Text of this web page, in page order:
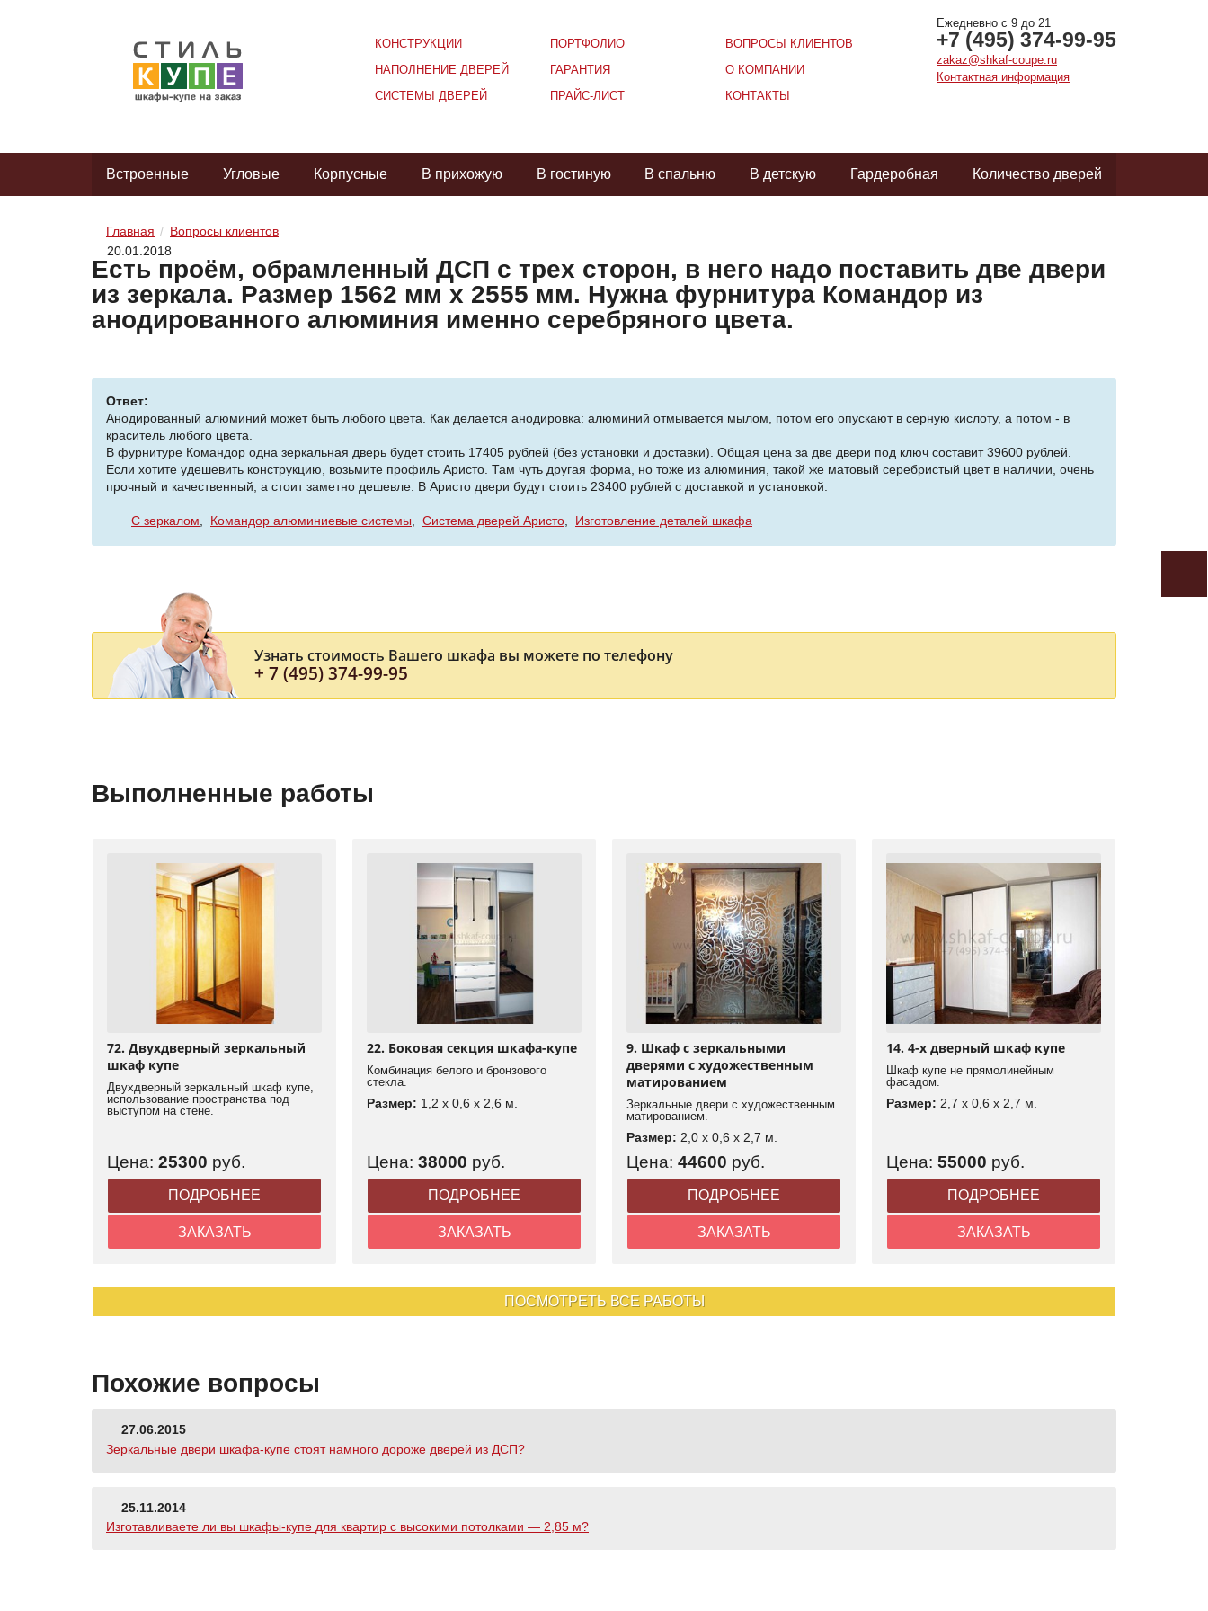
Ежедневно с 9 до 21
+7 (495) 374-99-95
zakaz@shkaf-coupe.ru
Контактная информация
КОНСТРУКЦИИ
НАПОЛНЕНИЕ ДВЕРЕЙ
СИСТЕМЫ ДВЕРЕЙ
ПОРТФОЛИО
ГАРАНТИЯ
ПРАЙС-ЛИСТ
ВОПРОСЫ КЛИЕНТОВ
О КОМПАНИИ
КОНТАКТЫ
Встроенные Угловые Корпусные В прихожую В гостиную В спальню В детскую Гардеробная Количество дверей
Главная
Вопросы клиентов
20.01.2018
Есть проём, обрамленный ДСП с трех сторон, в него надо поставить две двери
из зеркала. Размер 1562 мм х 2555 мм. Нужна фурнитура Командор из
анодированного алюминия именно серебряного цвета.
Ответ:
Анодированный алюминий может быть любого цвета. Как делается анодировка: алюминий отмывается мылом, потом его опускают в серную кислоту, а потом - в
краситель любого цвета.
В фурнитуре Командор одна зеркальная дверь будет стоить 17405 рублей (без установки и доставки). Общая цена за две двери под ключ составит 39600 рублей.
Если хотите удешевить конструкцию, возьмите профиль Аристо. Там чуть другая форма, но тоже из алюминия, такой же матовый серебристый цвет в наличии, очень
прочный и качественный, а стоит заметно дешевле. В Аристо двери будут стоить 23400 рублей с доставкой и установкой.
С зеркалом Командор алюминиевые системы Система дверей Аристо Изготовление деталей шкафа
Узнать стоимость Вашего шкафа вы можете по телефону
+ 7 (495) 374-99-95
Выполненные работы
72. Двухдверный зеркальный
шкаф купе
Двухдверный зеркальный шкаф купе,
использование пространства под
выступом на стене.
Цена: 25300 руб.
ПОДРОБНЕЕ
ЗАКАЗАТЬ
22. Боковая секция шкафа-купе
Комбинация белого и бронзового
стекла.
Размер: 1,2 x 0,6 x 2,6 м.
Цена: 38000 руб.
ПОДРОБНЕЕ
ЗАКАЗАТЬ
9. Шкаф с зеркальными
дверями с художественным
матированием
Зеркальные двери с художественным
матированием.
Размер: 2,0 x 0,6 x 2,7 м.
Цена: 44600 руб.
ПОДРОБНЕЕ
ЗАКАЗАТЬ
14. 4-х дверный шкаф купе
Шкаф купе не прямолинейным
фасадом.
Размер: 2,7 x 0,6 x 2,7 м.
Цена: 55000 руб.
ПОДРОБНЕЕ
ЗАКАЗАТЬ
ПОСМОТРЕТЬ ВСЕ РАБОТЫ
Похожие вопросы
27.06.2015
Зеркальные двери шкафа-купе стоят намного дороже дверей из ДСП?
25.11.2014
Изготавливаете ли вы шкафы-купе для квартир с высокими потолками — 2,85 м?